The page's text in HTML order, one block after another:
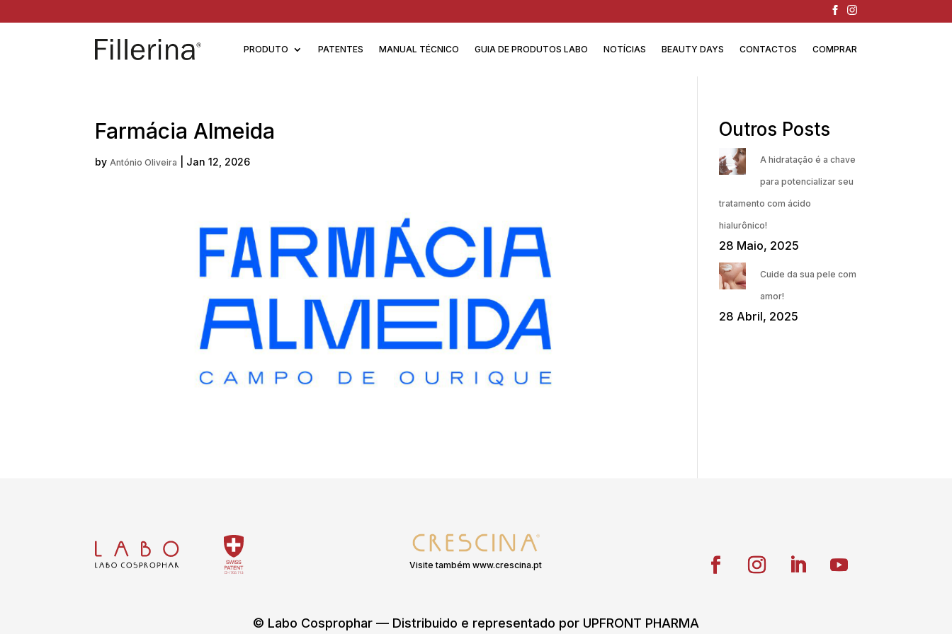
PRODUTO PATENTES MANUAL TÉCNICO GUIA DE PRODUTOS LABO NOTÍCIAS BEAUTY DAYS CONTACTOS COMPRAR
Farmácia Almeida
by António Oliveira Jan 12, 2026
Outros Posts
A hidratação é a chave
para potencializar seu
tratamento com ácido
hialurônico!
28 Maio, 2025
Cuide da sua pele com
amor!
28 Abril, 2025
Visite também www.crescina.pt
© Labo Cosprophar — Distribuido e representado por UPFRONT PHARMA